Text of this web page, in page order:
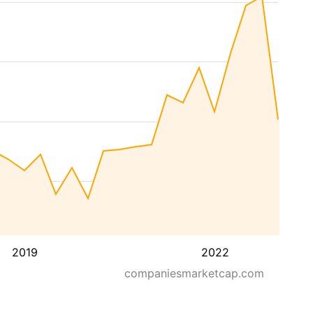
2019
2022
companiesmarketcap.com